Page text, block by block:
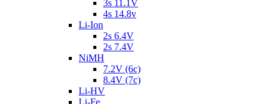
3s 11.1V
4s 14.8v
Li-Ion
2s 6.4V
2s 7.4V
NiMH
7.2V (6c)
8.4V (7c)
Li-HV
Li-Fe